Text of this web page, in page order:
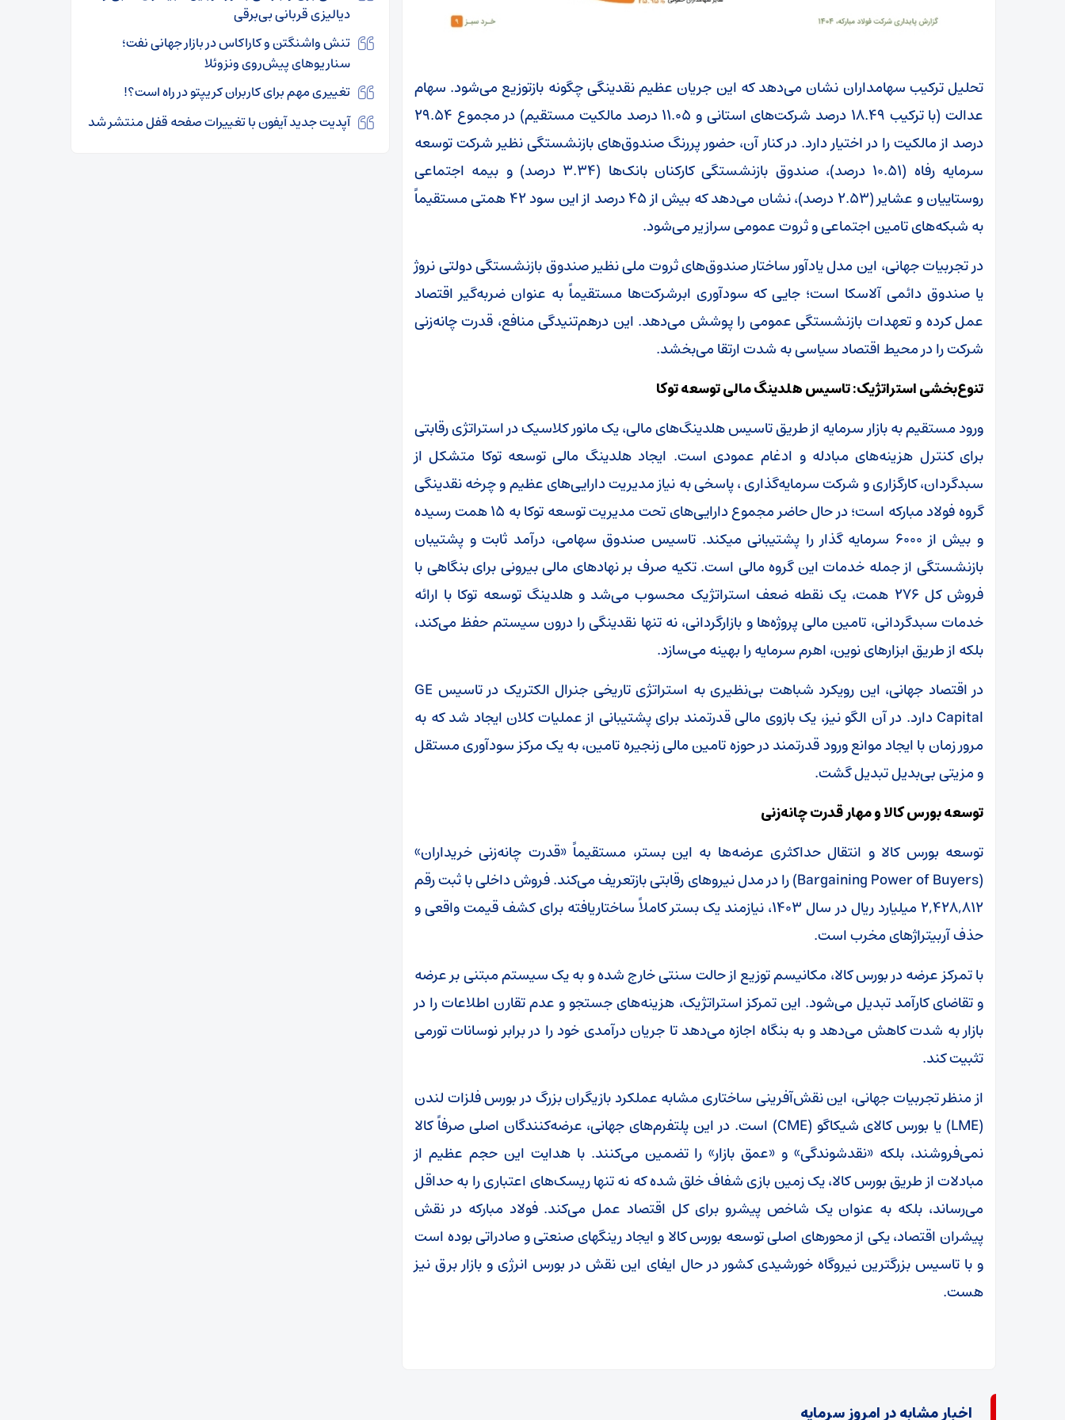
تحلیل ترکیب سهامداران نشان می‌دهد که این جریان عظیم نقدینگی چگونه بازتوزیع می‌شود. سهام
عدالت (با ترکیب ۱۸.۴۹ درصد شرکت‌های استانی و ۱۱.۰۵ درصد مالکیت مستقیم) در مجموع ۲۹.۵۴
درصد از مالکیت را در اختیار دارد. در کنار آن، حضور پررنگ صندوق‌های بازنشستگی نظیر شرکت توسعه
سرمایه رفاه (۱۰.۵۱ درصد)، صندوق بازنشستگی کارکنان بانک‌ها (۳.۳۴ درصد) و بیمه اجتماعی
روستاییان و عشایر (۲.۵۳ درصد)، نشان می‌دهد که بیش از ۴۵ درصد از این سود ۴۲ همتی مستقیماً
به شبکه‌های تامین اجتماعی و ثروت عمومی سرازیر می‌شود.
در تجربیات جهانی، این مدل یادآور ساختار صندوق‌های ثروت ملی نظیر صندوق بازنشستگی دولتی نروژ
یا صندوق دائمی آلاسکا است؛ جایی که سودآوری ابرشرکت‌ها مستقیماً به عنوان ضربه‌گیر اقتصاد
عمل کرده و تعهدات بازنشستگی عمومی را پوشش می‌دهد. این درهم‌تنیدگی منافع، قدرت چانه‌زنی
شرکت را در محیط اقتصاد سیاسی به شدت ارتقا می‌بخشد.
تنوع‌بخشی استراتژیک: تاسیس هلدینگ مالی توسعه توکا
ورود مستقیم به بازار سرمایه از طریق تاسیس هلدینگ‌های مالی، یک مانور کلاسیک در استراتژی رقابتی
برای کنترل هزینه‌های مبادله و ادغام عمودی است. ایجاد هلدینگ مالی توسعه توکا متشکل از
سبدگردان، کارگزاری و شرکت سرمایه‌گذاری ، پاسخی به نیاز مدیریت دارایی‌های عظیم و چرخه نقدینگی
گروه فولاد مبارکه است؛ در حال حاضر مجموع دارایی‌های تحت مدیریت توسعه توکا به ۱۵ همت رسیده
و بیش از ۶۰۰۰ سرمایه گذار را پشتیبانی میکند. تاسیس صندوق سهامی، درآمد ثابت و پشتیبان
بازنشستگی از جمله خدمات این گروه مالی است. تکیه صرف بر نهادهای مالی بیرونی برای بنگاهی با
فروش کل ۲۷۶ همت، یک نقطه ضعف استراتژیک محسوب می‌شد و هلدینگ توسعه توکا با ارائه
خدمات سبدگردانی، تامین مالی پروژه‌ها و بازارگردانی، نه تنها نقدینگی را درون سیستم حفظ می‌کند،
بلکه از طریق ابزارهای نوین، اهرم سرمایه را بهینه می‌سازد.
در اقتصاد جهانی، این رویکرد شباهت بی‌نظیری به استراتژی تاریخی جنرال الکتریک در تاسیس GE
Capital دارد. در آن الگو نیز، یک بازوی مالی قدرتمند برای پشتیبانی از عملیات کلان ایجاد شد که به
مرور زمان با ایجاد موانع ورود قدرتمند در حوزه تامین مالی زنجیره تامین، به یک مرکز سودآوری مستقل
و مزیتی بی‌بدیل تبدیل گشت.
توسعه بورس کالا و مهار قدرت چانه‌زنی
توسعه بورس کالا و انتقال حداکثری عرضه‌ها به این بستر، مستقیماً «قدرت چانه‌زنی خریداران»
(Bargaining Power of Buyers) را در مدل نیروهای رقابتی بازتعریف می‌کند. فروش داخلی با ثبت رقم
۲,۴۲۸,۸۱۲ میلیارد ریال در سال ۱۴۰۳، نیازمند یک بستر کاملاً ساختاریافته برای کشف قیمت واقعی و
حذف آربیتراژهای مخرب است.
با تمرکز عرضه در بورس کالا، مکانیسم توزیع از حالت سنتی خارج شده و به یک سیستم مبتنی بر عرضه
و تقاضای کارآمد تبدیل می‌شود. این تمرکز استراتژیک، هزینه‌های جستجو و عدم تقارن اطلاعات را در
بازار به شدت کاهش می‌دهد و به بنگاه اجازه می‌دهد تا جریان درآمدی خود را در برابر نوسانات تورمی
تثبیت کند.
از منظر تجربیات جهانی، این نقش‌آفرینی ساختاری مشابه عملکرد بازیگران بزرگ در بورس فلزات لندن
(LME) یا بورس کالای شیکاگو (CME) است. در این پلتفرم‌های جهانی، عرضه‌کنندگان اصلی صرفاً کالا
نمی‌فروشند، بلکه «نقدشوندگی» و «عمق بازار» را تضمین می‌کنند. با هدایت این حجم عظیم از
مبادلات از طریق بورس کالا، یک زمین بازی شفاف خلق شده که نه تنها ریسک‌های اعتباری را به حداقل
می‌رساند، بلکه به عنوان یک شاخص پیشرو برای کل اقتصاد عمل می‌کند. فولاد مبارکه در نقش
پیشران اقتصاد، یکی از محورهای اصلی توسعه بورس کالا و ایجاد رینگهای صنعتی و صادراتی بوده است
و با تاسیس بزرگترین نیروگاه خورشیدی کشور در حال ایفای این نقش در بورس انرژی و بازار برق نیز
هست.
اخبار مشابه در امروز سرمایه
دیالیزی قربانی بی‌برقی
تنش واشنگتن و کاراکاس در بازار جهانی نفت؛
سناریوهای پیش‌روی ونزوئلا
تغییری مهم برای کاربران کریپتو در راه است؟!
آپدیت جدید آیفون با تغییرات صفحه قفل منتشر شد